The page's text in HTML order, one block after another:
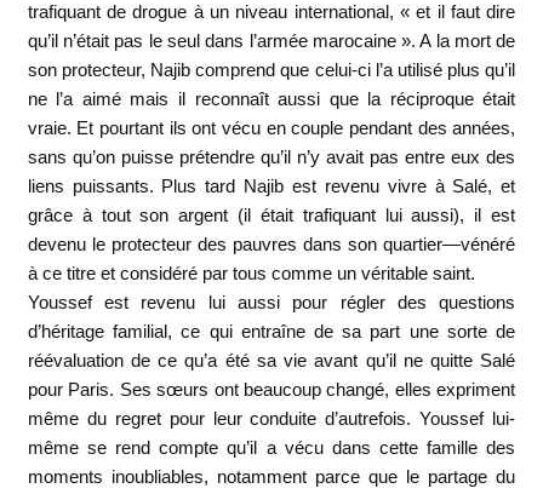
trafiquant de drogue à un niveau international, « et il faut dire
qu’il n’était pas le seul dans l’armée marocaine ». A la mort de
son protecteur, Najib comprend que celui-ci l’a utilisé plus qu’il
ne l’a aimé mais il reconnaît aussi que la réciproque était
vraie. Et pourtant ils ont vécu en couple pendant des années,
sans qu’on puisse prétendre qu’il n’y avait pas entre eux des
liens puissants. Plus tard Najib est revenu vivre à Salé, et
grâce à tout son argent (il était trafiquant lui aussi), il est
devenu le protecteur des pauvres dans son quartier—vénéré
à ce titre et considéré par tous comme un véritable saint.
Youssef est revenu lui aussi pour régler des questions
d’héritage familial, ce qui entraîne de sa part une sorte de
réévaluation de ce qu’a été sa vie avant qu’il ne quitte Salé
pour Paris. Ses sœurs ont beaucoup changé, elles expriment
même du regret pour leur conduite d’autrefois. Youssef lui-
même se rend compte qu’il a vécu dans cette famille des
moments inoubliables, notamment parce que le partage du